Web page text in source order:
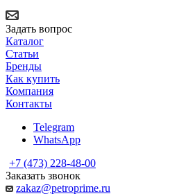
Задать вопрос
Каталог
Статьи
Бренды
Как купить
Компания
Контакты
Telegram
WhatsApp
+7 (473) 228-48-00
Заказать звонок
zakaz@petroprime.ru